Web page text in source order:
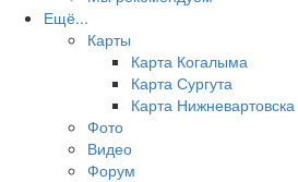
Ещё...
Карты
Карта Когалыма
Карта Сургута
Карта Нижневартовска
Фото
Видео
Форум